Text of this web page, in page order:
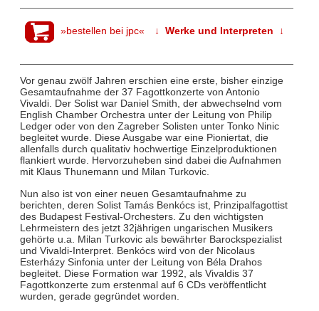
»bestellen bei jpc« ↓ Werke und Interpreten ↓
Vor genau zwölf Jahren erschien eine erste, bisher einzige
Gesamtaufnahme der 37 Fagottkonzerte von Antonio
Vivaldi. Der Solist war Daniel Smith, der abwechselnd vom
English Chamber Orchestra unter der Leitung von Philip
Ledger oder von den Zagreber Solisten unter Tonko Ninic
begleitet wurde. Diese Ausgabe war eine Pioniertat, die
allenfalls durch qualitativ hochwertige Einzelproduktionen
flankiert wurde. Hervorzuheben sind dabei die Aufnahmen
mit Klaus Thunemann und Milan Turkovic.
Nun also ist von einer neuen Gesamtaufnahme zu
berichten, deren Solist Tamás Benkócs ist, Prinzipalfagottist
des Budapest Festival-Orchesters. Zu den wichtigsten
Lehrmeistern des jetzt 32jährigen ungarischen Musikers
gehörte u.a. Milan Turkovic als bewährter Barockspezialist
und Vivaldi-Interpret. Benkócs wird von der Nicolaus
Esterházy Sinfonia unter der Leitung von Béla Drahos
begleitet. Diese Formation war 1992, als Vivaldis 37
Fagottkonzerte zum erstenmal auf 6 CDs veröffentlicht
wurden, gerade gegründet worden.